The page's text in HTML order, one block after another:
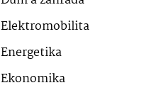
Elektromobilita
Energetika
Ekonomika